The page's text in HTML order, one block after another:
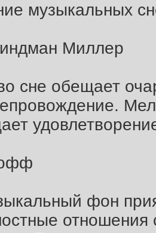
музыкальных
Миллер
сне обещает
фон